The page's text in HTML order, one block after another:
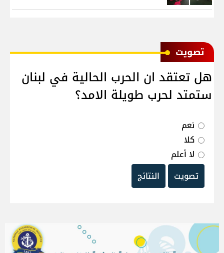
ﺗﺼﻮﻳﺖ
هل تعتقد ان الحرب الحالية في لبنان
ستمتد لحرب طويلة الامد؟
نعم
كلا
لا أعلم
تصويت
النتائج